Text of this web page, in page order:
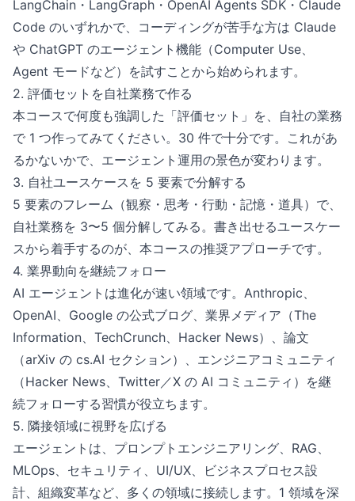
LangChain・LangGraph・OpenAI Agents SDK・Claude
Code のいずれかで、コーディングが苦手な方は Claude
や ChatGPT のエージェント機能（Computer Use、
Agent モードなど）を試すことから始められます。
2. 評価セットを自社業務で作る
本コースで何度も強調した「評価セット」を、自社の業務
で 1 つ作ってみてください。30 件で十分です。これがあ
るかないかで、エージェント運用の景色が変わります。
3. 自社ユースケースを 5 要素で分解する
5 要素のフレーム（観察・思考・行動・記憶・道具）で、
自社業務を 3〜5 個分解してみる。書き出せるユースケー
スから着手するのが、本コースの推奨アプローチです。
4. 業界動向を継続フォロー
AI エージェントは進化が速い領域です。Anthropic、
OpenAI、Google の公式ブログ、業界メディア（The
Information、TechCrunch、Hacker News）、論文
（arXiv の cs.AI セクション）、エンジニアコミュニティ
（Hacker News、Twitter／X の AI コミュニティ）を継
続フォローする習慣が役立ちます。
5. 隣接領域に視野を広げる
エージェントは、プロンプトエンジニアリング、RAG、
MLOps、セキュリティ、UI/UX、ビジネスプロセス設
計、組織変革など、多くの領域に接続します。1 領域を深